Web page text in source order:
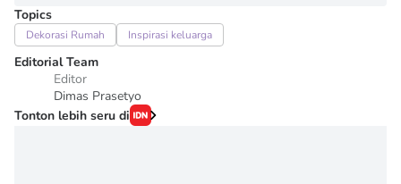
Topics
Dekorasi Rumah Inspirasi keluarga
Editorial Team
Editor
Dimas Prasetyo
Tonton lebih seru di